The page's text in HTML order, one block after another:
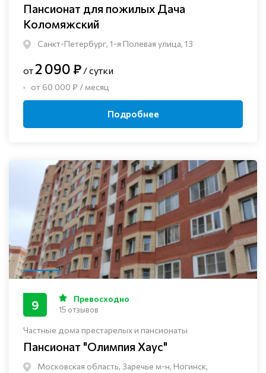
Пансионат для пожилых Дача
Коломяжский
Санкт-Петербург, 1-я Полевая улица, 13
от 2 090 ₽ / сутки
от 60 000 ₽ / месяц
Подробнее
Частные дома престарелых и пансионаты
Пансионат "Олимпия Хаус"
Московская область, Заречье м-н, Ногинск, ​
9 Превосходно
15 отзывов